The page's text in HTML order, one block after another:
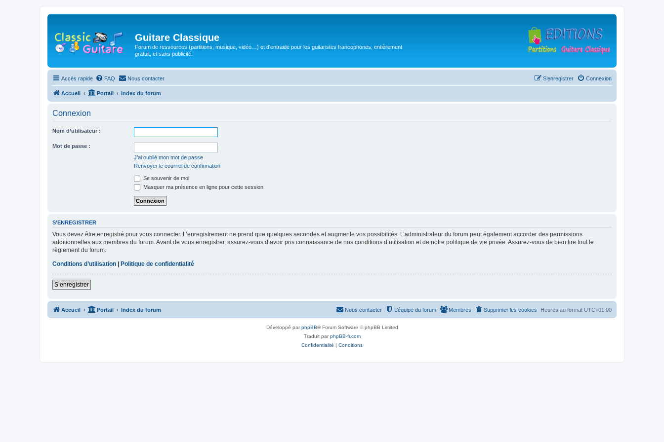
Guitare Classique
Forum de ressources (partitions, musique, vidéo…) et d'entraide pour les guitaristes francophones, entièrement
gratuit, et sans publicité.
Accès rapide FAQ Nous contacter Connexion
S’enregistrer
Accueil Portail Index du forum
Connexion
Nom d’utilisateur :
Mot de passe :
J’ai oublié mon mot de passe
Renvoyer le courriel de confirmation
Se souvenir de moi
Masquer ma présence en ligne pour cette session
S’ENREGISTRER
Vous devez être enregistré pour vous connecter. L’enregistrement ne prend que quelques secondes et augmente vos possibilités. L’administrateur du forum peut également accorder des permissions
additionnelles aux membres du forum. Avant de vous enregistrer, assurez-vous d’avoir pris connaissance de nos conditions d’utilisation et de notre politique de vie privée. Assurez-vous de bien lire tout le
règlement du forum.
Conditions d’utilisation | Politique de confidentialité
S’enregistrer
Accueil Portail Index du forum Heures au format UTC+01:00
Supprimer les cookies
Membres
L’équipe du forum
Nous contacter
Développé parphpBB® Forum Software © phpBB Limited
Traduit parphpBB-fr.com
Confidentialité | Conditions